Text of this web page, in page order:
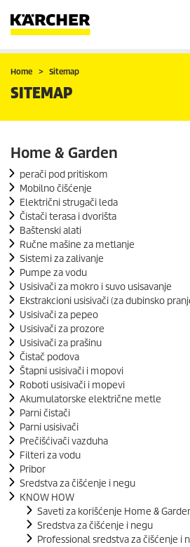
Home Sitemap
SITEMAP
Home & Garden
perači pod pritiskom
Mobilno čišćenje
Električni strugači leda
Čistači terasa i dvorišta
Baštenski alati
Ručne mašine za metlanje
Sistemi za zalivanje
Pumpe za vodu
Usisivači za mokro i suvo usisavanje
Ekstrakcioni usisivači (za dubinsko
Usisivači za pepeo
Usisivači za prozore
Usisivači za prašinu
Čistač podova
Štapni usisivači i mopovi
Roboti usisivači i mopevi
Akumulatorske električne metle
Parni čistači
Parni usisivači
Prečišćivači vazduha
Filteri za vodu
Pribor
Sredstva za čišćenje i negu
KNOW HOW
Saveti za korišćenje Home &
Sredstva za čišćenje i negu
Professional sredstva za čišćenje i